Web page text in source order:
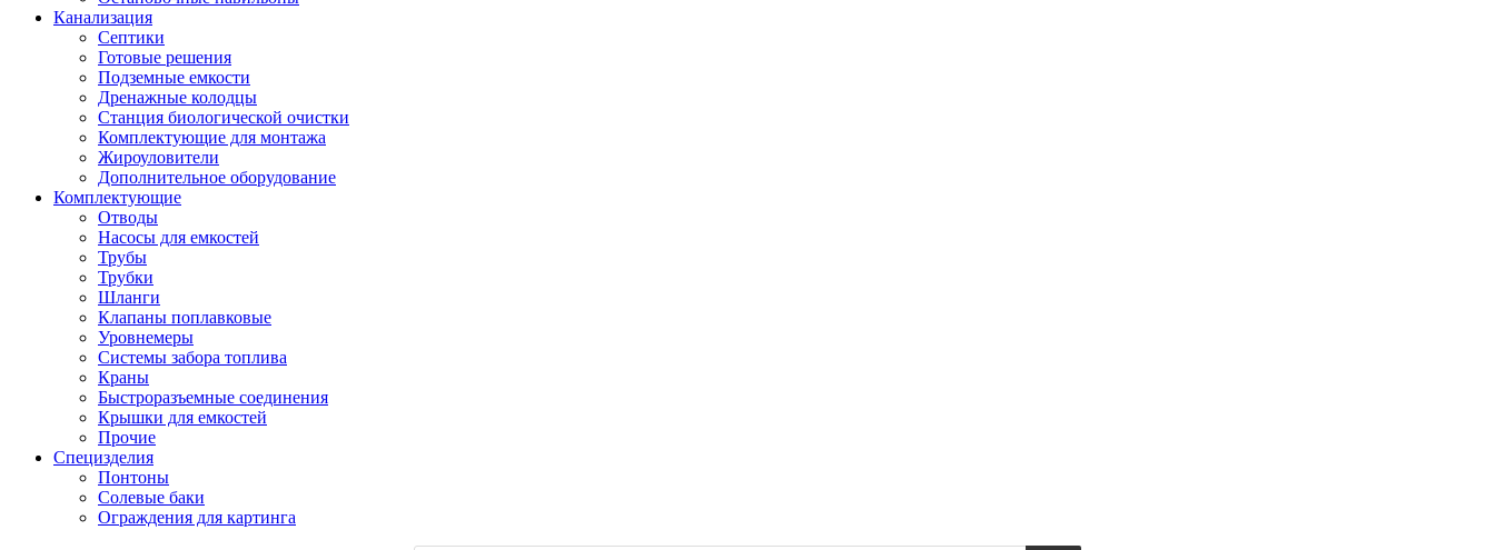
Канализация
Септики
Готовые решения
Подземные емкости
Дренажные колодцы
Станция биологической очистки
Комплектующие для монтажа
Жироуловители
Дополнительное оборудование
Комплектующие
Отводы
Насосы для емкостей
Трубы
Трубки
Шланги
Клапаны поплавковые
Уровнемеры
Системы забора топлива
Краны
Быстроразъемные соединения
Крышки для емкостей
Прочие
Специзделия
Понтоны
Солевые баки
Ограждения для картинга